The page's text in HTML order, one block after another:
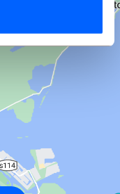
uw gegevens